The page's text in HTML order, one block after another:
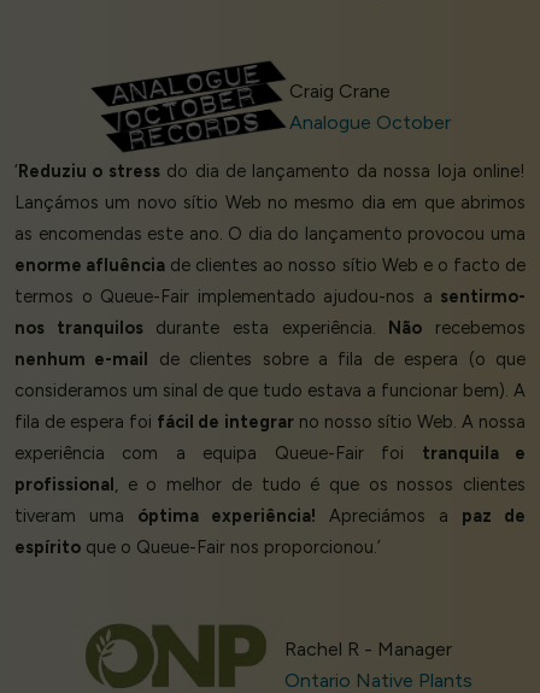
Craig Crane
Analogue October
‘Reduziu o stressdo dia de lançamento da nossa loja online!
Lançámos um novo sítio Web no mesmo dia em que abrimos
as encomendas este ano. O dia do lançamento provocou uma
enorme afluência de clientes ao nosso sítio Web e o facto de
termos o Queue-Fair implementado ajudou-nos a sentirmo-
nos tranquilosdurante esta experiência. Não recebemos
nenhum e-mail de clientes sobre a fila de espera (o que
consideramos um sinal de que tudo estava a funcionar bem). A
fila de espera foi fácil de integrarno nosso sítio Web. A nossa
experiência com a equipa Queue-Fair foi tranquila e
profissional, e o melhor de tudo é que os nossos clientes
tiveram uma óptima experiência! Apreciámos a paz de
espírito que o Queue-Fair nos proporcionou.’
Rachel R - Manager
Ontario Native Plants